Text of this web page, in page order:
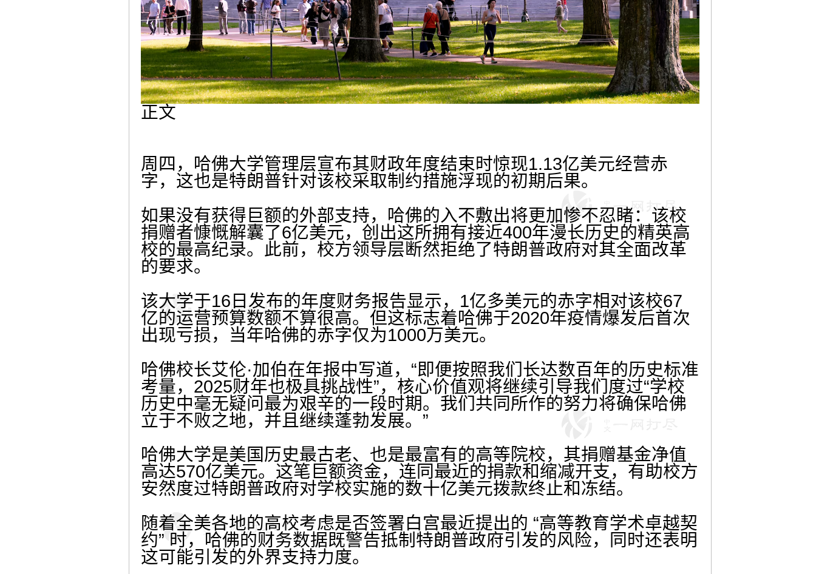
正文
周四，哈佛大学管理层宣布其财政年度结束时惊现1.13亿美元经营赤
字，这也是特朗普针对该校采取制约措施浮现的初期后果。
如果没有获得巨额的外部支持，哈佛的入不敷出将更加惨不忍睹：该校
捐赠者慷慨解囊了6亿美元，创出这所拥有接近400年漫长历史的精英高
校的最高纪录。此前，校方领导层断然拒绝了特朗普政府对其全面改革
的要求。
该大学于16日发布的年度财务报告显示，1亿多美元的赤字相对该校67
亿的运营预算数额不算很高。但这标志着哈佛于2020年疫情爆发后首次
出现亏损，当年哈佛的赤字仅为1000万美元。
哈佛校长艾伦·加伯在年报中写道，“即便按照我们长达数百年的历史标准
考量，2025财年也极具挑战性”，核心价值观将继续引导我们度过“学校
历史中毫无疑问最为艰辛的一段时期。我们共同所作的努力将确保哈佛
立于不败之地，并且继续蓬勃发展。”
哈佛大学是美国历史最古老、也是最富有的高等院校，其捐赠基金净值
高达570亿美元。这笔巨额资金，连同最近的捐款和缩减开支，有助校方
安然度过特朗普政府对学校实施的数十亿美元拨款终止和冻结。
随着全美各地的高校考虑是否签署白宫最近提出的 “高等教育学术卓越契
约” 时，哈佛的财务数据既警告抵制特朗普政府引发的风险，同时还表明
这可能引发的外界支持力度。